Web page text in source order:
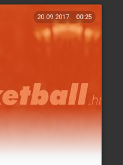
20.09.2017. 00:25